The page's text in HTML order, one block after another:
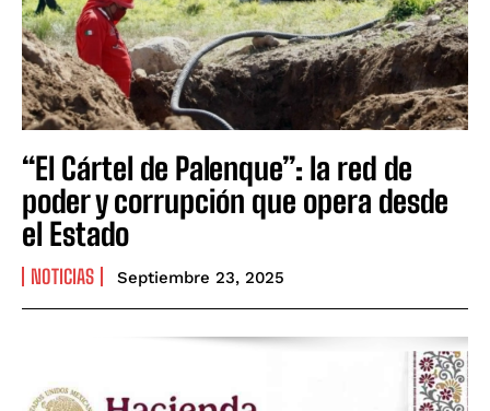
“El Cártel de Palenque”: la red de
poder y corrupción que opera desde
el Estado
NOTICIAS Septiembre 23, 2025